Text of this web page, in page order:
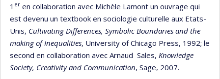
1 er en collaboration avec Michèle Lamont un ouvrage qui
est devenu un textbook en sociologie culturelle aux Etats-
Unis, Cultivating Differences, Symbolic Boundaries and the
making of Inequalities, University of Chicago Press, 1992; le
second en collaboration avec Arnaud Sales, Knowledge
Society, Creativity and Communication, Sage, 2007.